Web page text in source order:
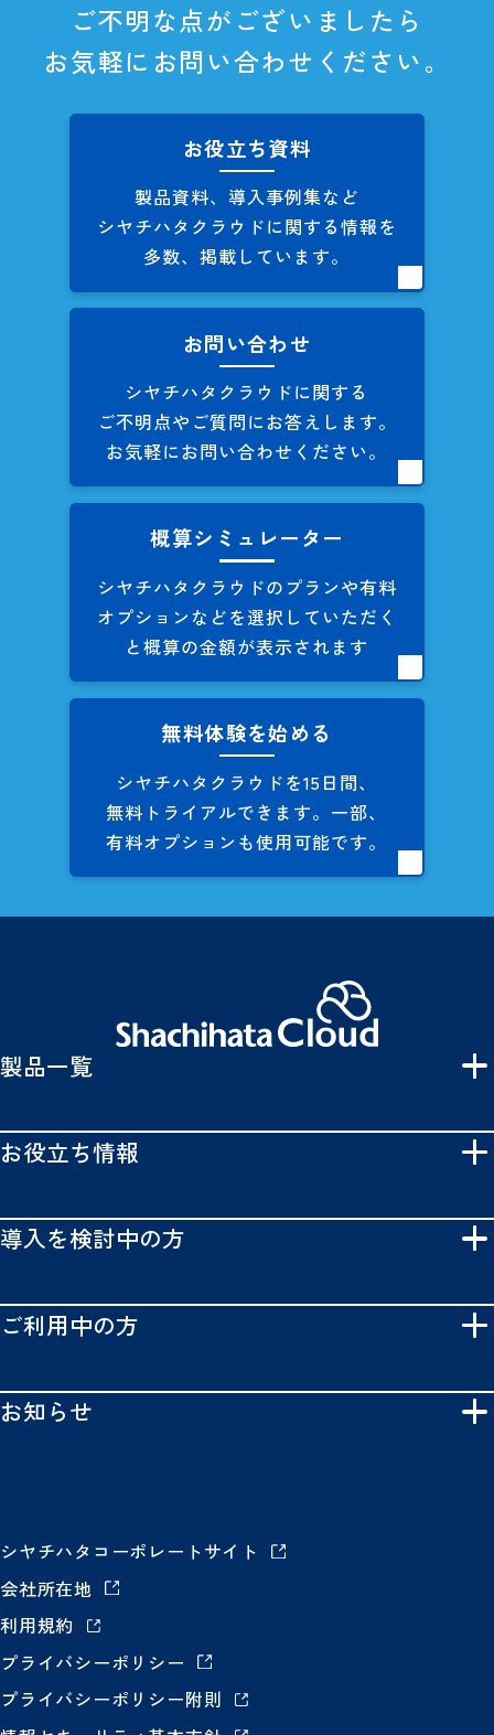
ご不明な点がございましたら
お気軽にお問い合わせください。
お役立ち資料
製品資料、導入事例集など
シヤチハタクラウドに関する情報を
多数、掲載しています。
お問い合わせ
シヤチハタクラウドに関する
ご不明点やご質問にお答えします。
お気軽にお問い合わせください。
概算シミュレーター
シヤチハタクラウドのプランや有料
オプションなどを選択していただく
と概算の金額が表示されます
無料体験を始める
シヤチハタクラウドを15日間、
無料トライアルできます。 一部、
有料オプションも使用可能です。
製品一覧
お役立ち情報
導入を検討中の方
ご利用中の方
お知らせ
シヤチハタコーポレートサイト
会社所在地
利用規約
プライバシーポリシー
プライバシーポリシー附則